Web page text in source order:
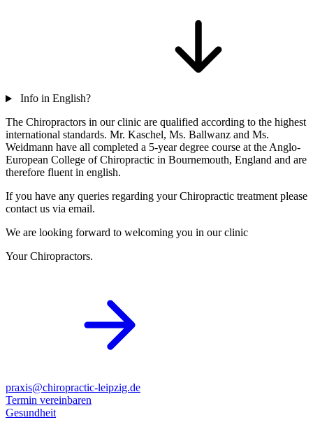
Info in English?
The Chiropractors in our clinic are qualified according to the highest
international standards. Mr. Kaschel, Ms. Ballwanz and Ms.
Weidmann have all completed a 5-year degree course at the Anglo-
European College of Chiropractic in Bournemouth, England and are
therefore fluent in english.
If you have any queries regarding your Chiropractic treatment please
contact us via email.
We are looking forward to welcoming you in our clinic
Your Chiropractors.
praxis@chiropractic-leipzig.de
Termin vereinbaren
Gesundheit